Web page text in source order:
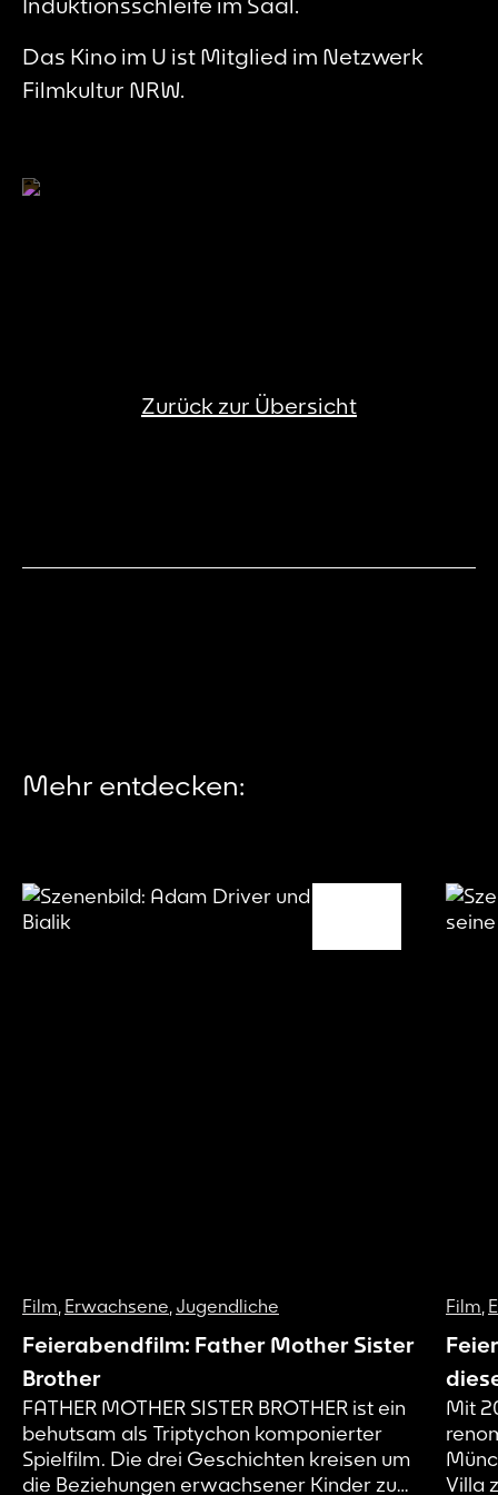
Das Kino im U ist Mitglied im Netzwerk
Filmkultur NRW.
Zurück zur Übersicht
Mehr entdecken:
Film Erwachsene Jugendliche
Feierabendfilm: Father Mother Sister
Brother
FATHER MOTHER SISTER BROTHER ist ein
behutsam als Triptychon komponierter
Spielfilm. Die drei Geschichten kreisen um
die Beziehungen erwachsener Kinder zu
Film
Mit
Villa